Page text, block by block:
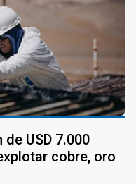
USD 7.000
cobre, oro